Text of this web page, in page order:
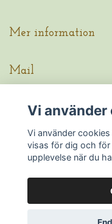
Mer information
Mail
Sociala medier
©
Vi använder
Vi använder
visas för dig och
upplevelse när du